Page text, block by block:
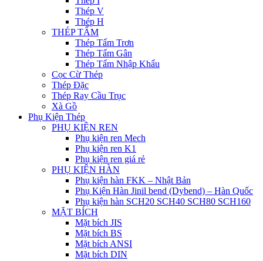
Thép V
Thép H
THÉP TẤM
Thép Tấm Trơn
Thép Tấm Gân
Thép Tấm Nhập Khẩu
Cọc Cừ Thép
Thép Đặc
Thép Ray Cầu Trục
Xà Gồ
Phụ Kiện Thép
PHỤ KIỆN REN
Phụ kiện ren Mech
Phụ kiện ren K1
Phụ kiện ren giá rẻ
PHỤ KIỆN HÀN
Phụ kiện hàn FKK – Nhật Bản
Phụ Kiện Hàn Jinil bend (Dybend) – Hàn Quốc
Phụ kiện hàn SCH20 SCH40 SCH80 SCH160
MẶT BÍCH
Mặt bích JIS
Mặt bích BS
Mặt bích ANSI
Mặt bích DIN